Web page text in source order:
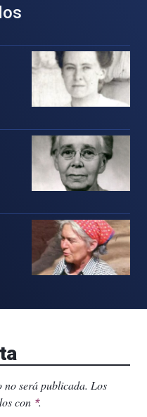
será publicada. Los
con *.